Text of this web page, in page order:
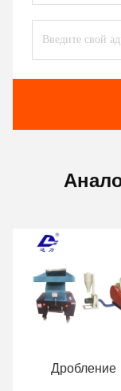
Дробление